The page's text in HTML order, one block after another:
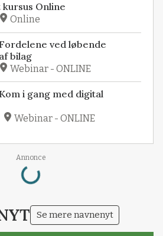
Online
Online
ved løbende
bilag
Webinar - ONLINE
i gang med digital
Webinar - ONLINE
Annonce
Loading...
Se mere navnenyt